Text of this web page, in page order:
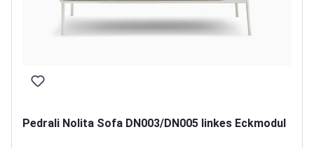
Pedrali Nolita Sofa DN003/DN005 linkes Eckmodul